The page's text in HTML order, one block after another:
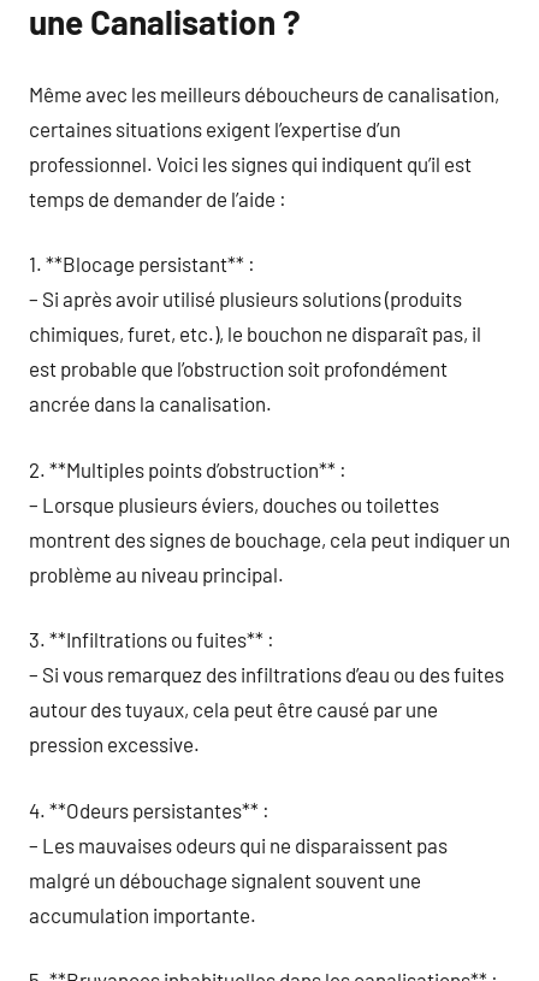
une Canalisation ?
Même avec les meilleurs déboucheurs de canalisation,
certaines situations exigent l’expertise d’un
professionnel. Voici les signes qui indiquent qu’il est
temps de demander de l’aide :
1. **Blocage persistant** :
– Si après avoir utilisé plusieurs solutions (produits
chimiques, furet, etc.), le bouchon ne disparaît pas, il
est probable que l’obstruction soit profondément
ancrée dans la canalisation.
2. **Multiples points d’obstruction** :
– Lorsque plusieurs éviers, douches ou toilettes
montrent des signes de bouchage, cela peut indiquer un
problème au niveau principal.
3. **Infiltrations ou fuites** :
– Si vous remarquez des infiltrations d’eau ou des fuites
autour des tuyaux, cela peut être causé par une
pression excessive.
4. **Odeurs persistantes** :
– Les mauvaises odeurs qui ne disparaissent pas
malgré un débouchage signalent souvent une
accumulation importante.